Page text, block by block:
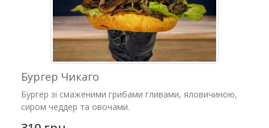
Бургер Чикаго
Бургер зі смаженими грибами гливами, яловичиною,
сиром чеддер та овочами.